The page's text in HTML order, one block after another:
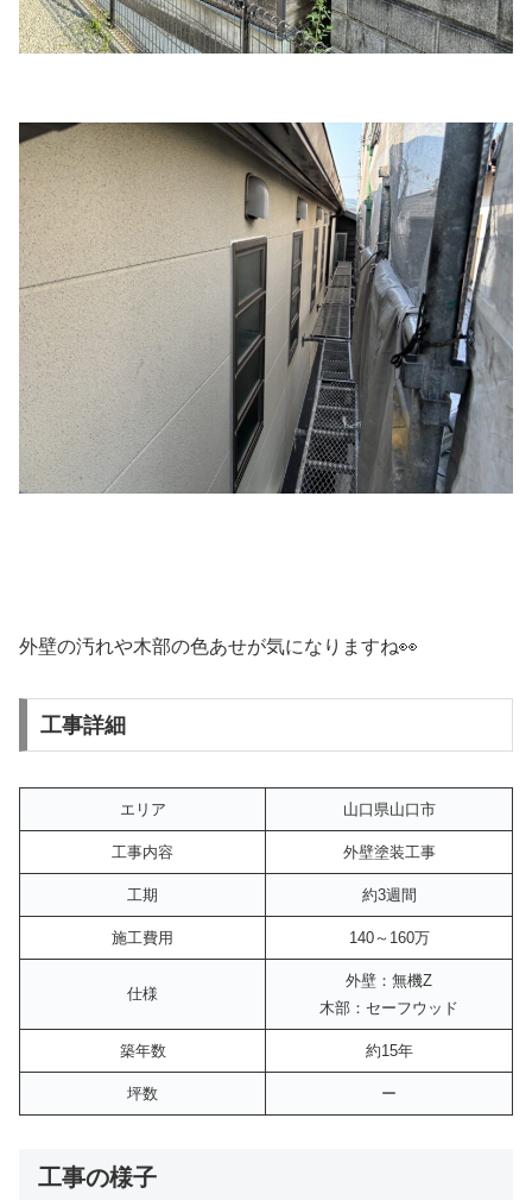
外壁の汚れや木部の色あせが気になりますね👀
工事詳細
エリア 山口県山口市
工事内容 外壁塗装工事
工期 約3週間
施工費用 140～160万
仕様
外壁：無機Z
木部：セーフウッド
築年数 約15年
坪数 ー
工事の様子